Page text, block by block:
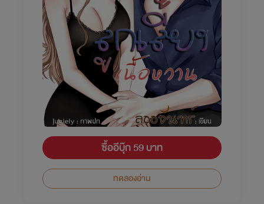
ซื้ออีบุ๊ก 59 บาท
ทดลองอ่าน